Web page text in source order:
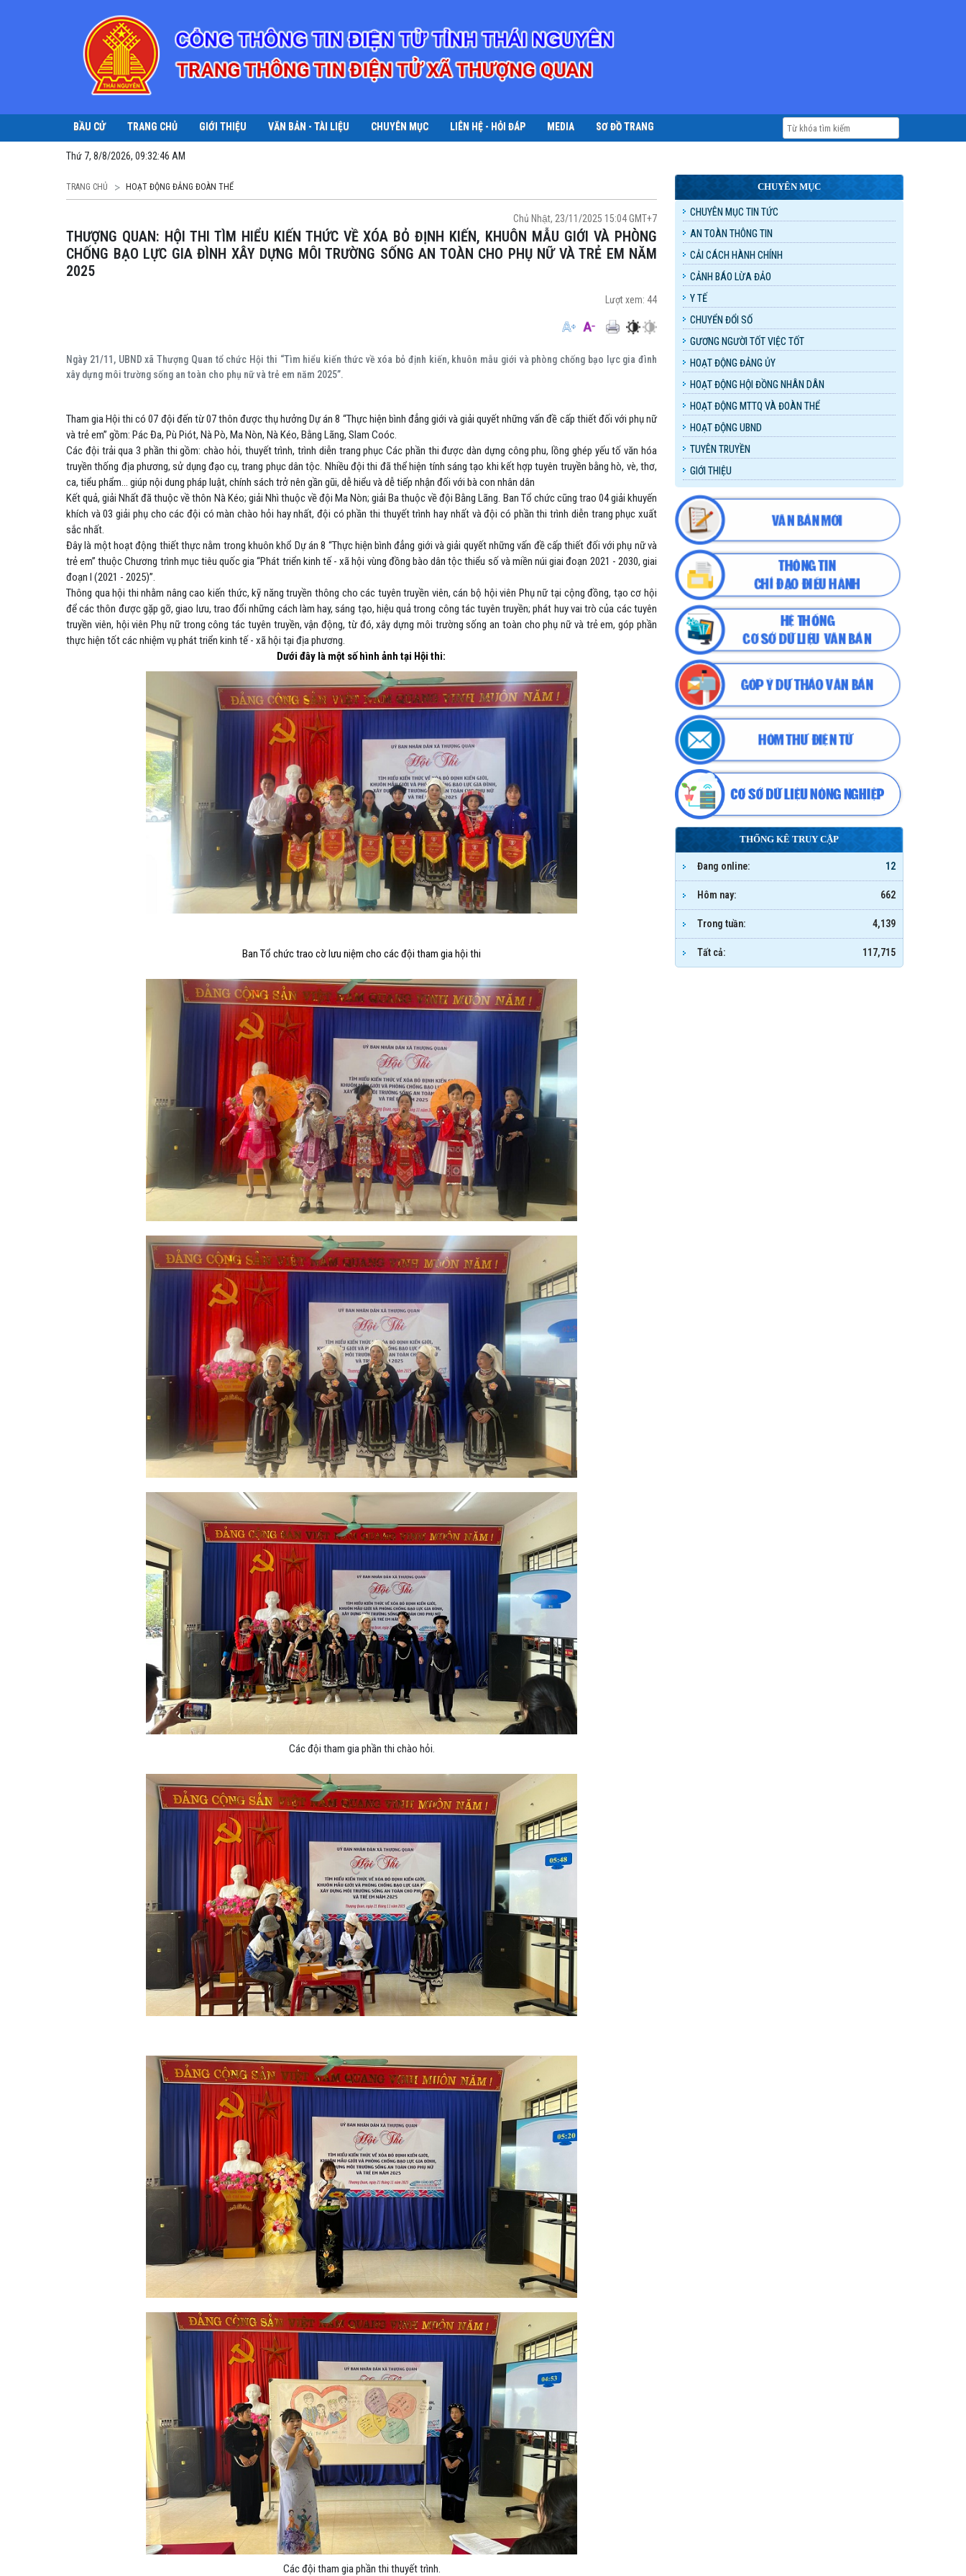
BẦU CỬ TRANG CHỦ GIỚI THIỆU VĂN BẢN - TÀI LIỆU CHUYÊN MỤC LIÊN HỆ - HỎI ĐÁP MEDIA SƠ ĐỒ TRANG
Thứ 7, 8/8/2026, 09:32:48 AM
TRANG CHỦ HOẠT ĐỘNG ĐẢNG ĐOÀN THỂ
Chủ Nhật, 23/11/2025 15:04 GMT+7
THƯỢNG QUAN: HỘI THI TÌM HIỂU KIẾN THỨC VỀ XÓA BỎ ĐỊNH KIẾN, KHUÔN MẪU GIỚI VÀ PHÒNG
CHỐNG BẠO LỰC GIA ĐÌNH XÂY DỰNG MÔI TRƯỜNG SỐNG AN TOÀN CHO PHỤ NỮ VÀ TRẺ EM NĂM
2025
Lượt xem: 44
Ngày 21/11, UBND xã Thượng Quan tổ chức Hội thi “Tìm hiểu kiến thức về xóa bỏ định kiến, khuôn mẫu giới và phòng chống bạo lực gia đình
xây dựng môi trường sống an toàn cho phụ nữ và trẻ em năm 2025”.
Tham gia Hội thi có 07 đội đến từ 07 thôn được thụ hưởng Dự án 8 “Thực hiện bình đẳng giới và giải quyết những vấn đề cấp thiết đối với phụ nữ
và trẻ em” gồm: Pác Đa, Pù Piót, Nà Pò, Ma Nòn, Nà Kéo, Bằng Lãng, Slam Coóc.
Các đội trải qua 3 phần thi gồm: chào hỏi, thuyết trình, trình diễn trang phụcCác phần thi được dàn dựng công phu, lồng ghép yếu tố văn hóa
truyền thống địa phương, sử dụng đạo cụ, trang phục dân tộc. Nhiều đội thi đã thể hiện tính sáng tạo khi kết hợp tuyên truyền bằng hò, vè, thơ,
ca, tiểu phẩm… giúp nội dung pháp luật, chính sách trở nên gần gũi, dễ hiểu và dễ tiếp nhận đối với bà con nhân dân
Kết quả, giải Nhất đã thuộc về thôn Nà Kéo; giải Nhì thuộc về đội Ma Nòn; giải Ba thuộc về đội Bằng Lãng. Ban Tổ chức cũng trao 04 giải khuyến
khích và 03 giải phụ cho các đội cómàn chào hỏi hay nhất, đội có phần thi thuyết trình hay nhất và đội có phần thi trình diễn trang phục xuất
sắc nhất.
Đây là một hoạt động thiết thực nằm trong khuôn khổ Dự án 8 “Thực hiện bình đẳng giới và giải quyết những vấn đề cấp thiết đối với phụ nữ và
trẻ em” thuộc Chương trình mục tiêu quốc gia “Phát triển kinh tế - xã hội vùng đồng bào dân tộc thiểu số và miền núi giai đoạn 2021 - 2030, giai
đoạn I (2021 - 2025)”.
Thông qua hội thi nhằm nâng cao kiến thức, kỹ năng truyền thông cho các tuyên truyền viên, cán bộ hội viên Phụ nữ tại cộng đồng, tạo cơ hội
để các thôn được gặp gỡ, giao lưu, trao đổi những cách làm hay, sáng tạo, hiệu quả trong công tác tuyên truyền; phát huy vai trò của các tuyên
truyền viên, hội viên Phụ nữ trong công tác tuyên truyền, vận động, từ đó, xây dựng môi trường sống an toàn cho phụ nữ và trẻ em, góp phần
thực hiện tốt các nhiệm vụ phát triển kinh tế - xã hội tại địa phương.
Dưới đây là một số hình ảnh tại Hội thi:
Ban Tổ chức trao cờ lưu niệm cho các đội tham gia hội thi
Các đội tham gia phần thi chào hỏi.
Các đội tham gia phần thi thuyết trình.
CHUYÊN MỤC
CHUYÊN MỤC TIN TỨC
AN TOÀN THÔNG TIN
CẢI CÁCH HÀNH CHÍNH
CẢNH BÁO LỪA ĐẢO
Y TẾ
CHUYỂN ĐỔI SỐ
GƯƠNG NGƯỜI TỐT VIỆC TỐT
HOẠT ĐỘNG ĐẢNG ỦY
HOẠT ĐỘNG HỘI ĐỒNG NHÂN DÂN
HOẠT ĐỘNG MTTQ VÀ ĐOÀN THỂ
HOẠT ĐỘNG UBND
TUYÊN TRUYỀN
GIỚI THIỆU
THỐNG KÊ TRUY CẬP
Đang online: 12
Hôm nay: 662
Trong tuần: 4,139
Tất cả: 117,715